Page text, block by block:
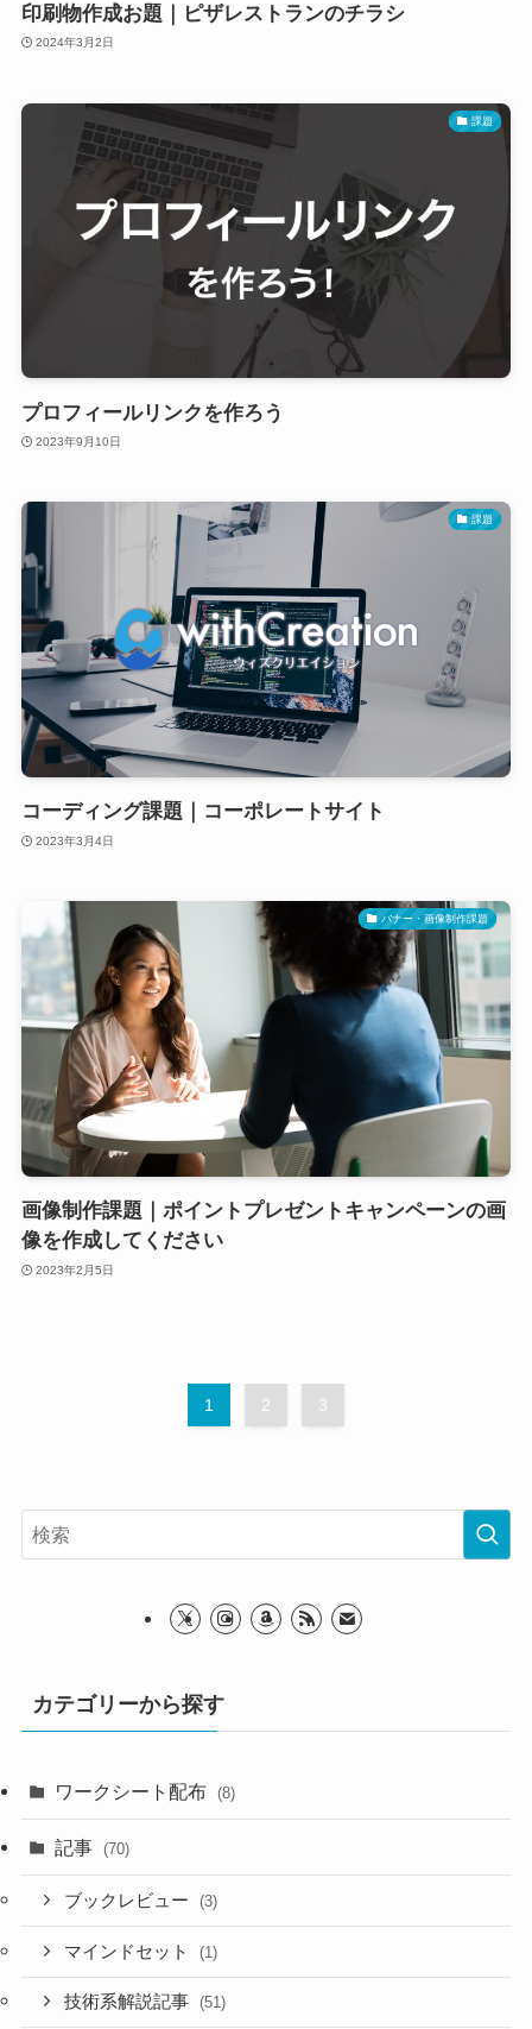
印刷物作成お題｜ピザレストランのチラシ
2024年3月2日
課題
プロフィールリンクを作ろう
2023年9月10日
課題
コーディング課題｜コーポレートサイト
2023年3月4日
バナー・画像制作課題
画像制作課題｜ポイントプレゼントキャンペーンの画
像を作成してください
2023年2月5日
1 2 3
カテゴリーから探す
ワークシート配布 (8)
記事 (70)
ブックレビュー (3)
マインドセット (1)
技術系解説記事 (51)